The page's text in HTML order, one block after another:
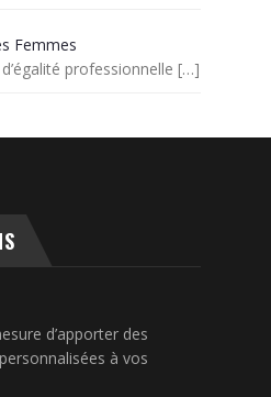
Femmes
professionnelle […]
d’apporter des
à vos